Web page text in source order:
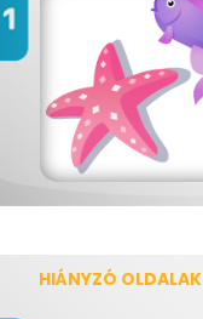
HIÁNYZÓ OLDALAK